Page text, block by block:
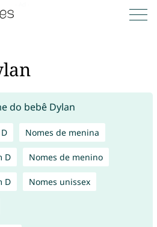
Nomes de menina
D Nomes de menino
D Nomes unissex